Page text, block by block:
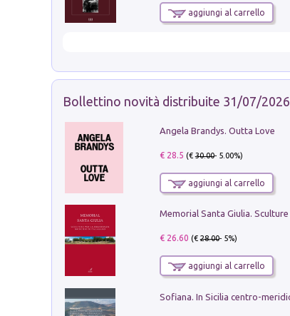
aggiungi al carrello
Bollettino novità distribuite 31/07/2026
Angela Brandys. Outta Love
€ 28.5 (€30.00- 5.00%)
aggiungi al carrello
€ 26.60 (€28.00- 5%)
aggiungi al carrello